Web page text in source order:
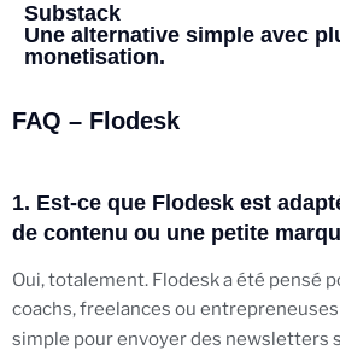
Substack
Une alternative simple avec
monetisation.
FAQ – Flodesk
1. Est-ce que Flodesk est
de contenu ou une petite
Oui, totalement. Flodesk a été pensé
coachs, freelances ou
simple pour envoyer des newsletters